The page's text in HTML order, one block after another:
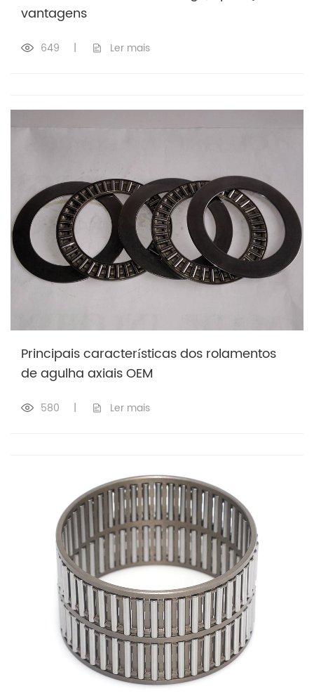
vantagens
649 | Ler mais
Principais características dos rolamentos
de agulha axiais OEM
580 | Ler mais